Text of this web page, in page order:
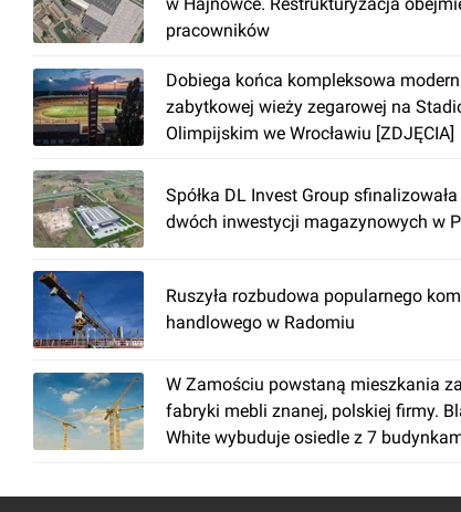
pracowników
Dobiega końca kompleksowa
zabytkowej wieży zegarowej na
Olimpijskim we Wrocławiu [ZDJĘCIA]
Spółka DL Invest Group
dwóch inwestycji magazynowych w
Ruszyła rozbudowa popularnego
handlowego w Radomiu
W Zamościu powstaną mieszkania
fabryki mebli znanej, polskiej firmy.
White wybuduje osiedle z 7